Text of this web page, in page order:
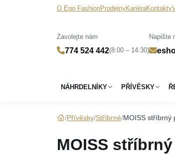
O Ego FashionProdejnyKariéraKontakty
Zavolejte nám
774 524 442(8:00 – 14:30)
Napište
NÁHRDELNÍKY PŘÍVĚSKY
Přívěsky Stříbrné MOISS stříbrný
MOISS